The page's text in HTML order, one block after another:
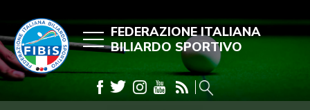
FEDERAZIONE ITALIANA
BILIARDO SPORTIVO